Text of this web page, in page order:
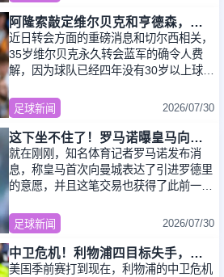
阿隆索敲定维尔贝克和亨德森，切尔西引援逻辑彻底反转有哪些改变
近日转会方面的重磅消息和切尔西相关，
35岁维尔贝克永久转会蓝军的确令人费
解，因为球队已经四年没有30岁以上球员
上场了。伯利入主之后锐意打造全新的时
代，多
足球新闻 2026/07/30
这下坐不住了！罗马诺曝皇马向曼城报价罗德里，预算超5000万欧
就在刚刚，知名体育记者罗马诺发布消
息，称皇马首次向曼城表达了引进罗德里
的意愿，并且这笔交易也获得了此前一直
上任的皇
足球新闻 2026/07/30
中卫危机！利物浦四目标失手，五大备选，谁能解伊劳拉燃眉之急？
美国季前赛打到现在，利物浦的中卫危机